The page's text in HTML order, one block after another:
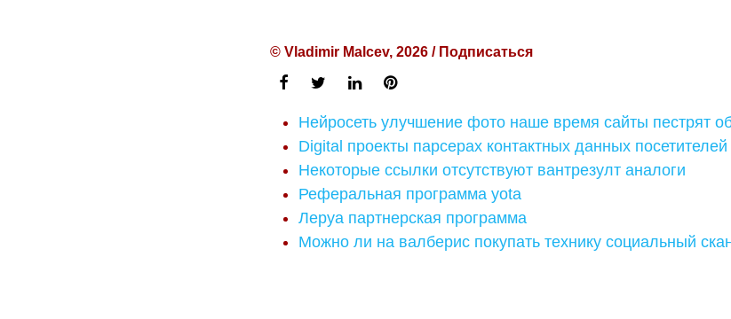
© Vladimir Malcev, 2026 / Подписаться
Нейросеть улучшение фото наше время сайты пестрят
Digital проекты парсерах контактных данных посетителей
Некоторые ссылки отсутствуют вантрезулт аналоги
Реферальная программа yota
Леруа партнерская программа
Можно ли на валберис покупать технику социальный